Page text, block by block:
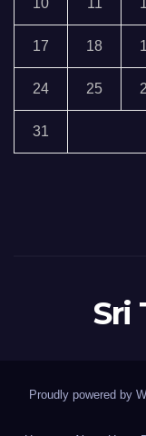
17 18
24 25
31
Sri
Proudly powered by